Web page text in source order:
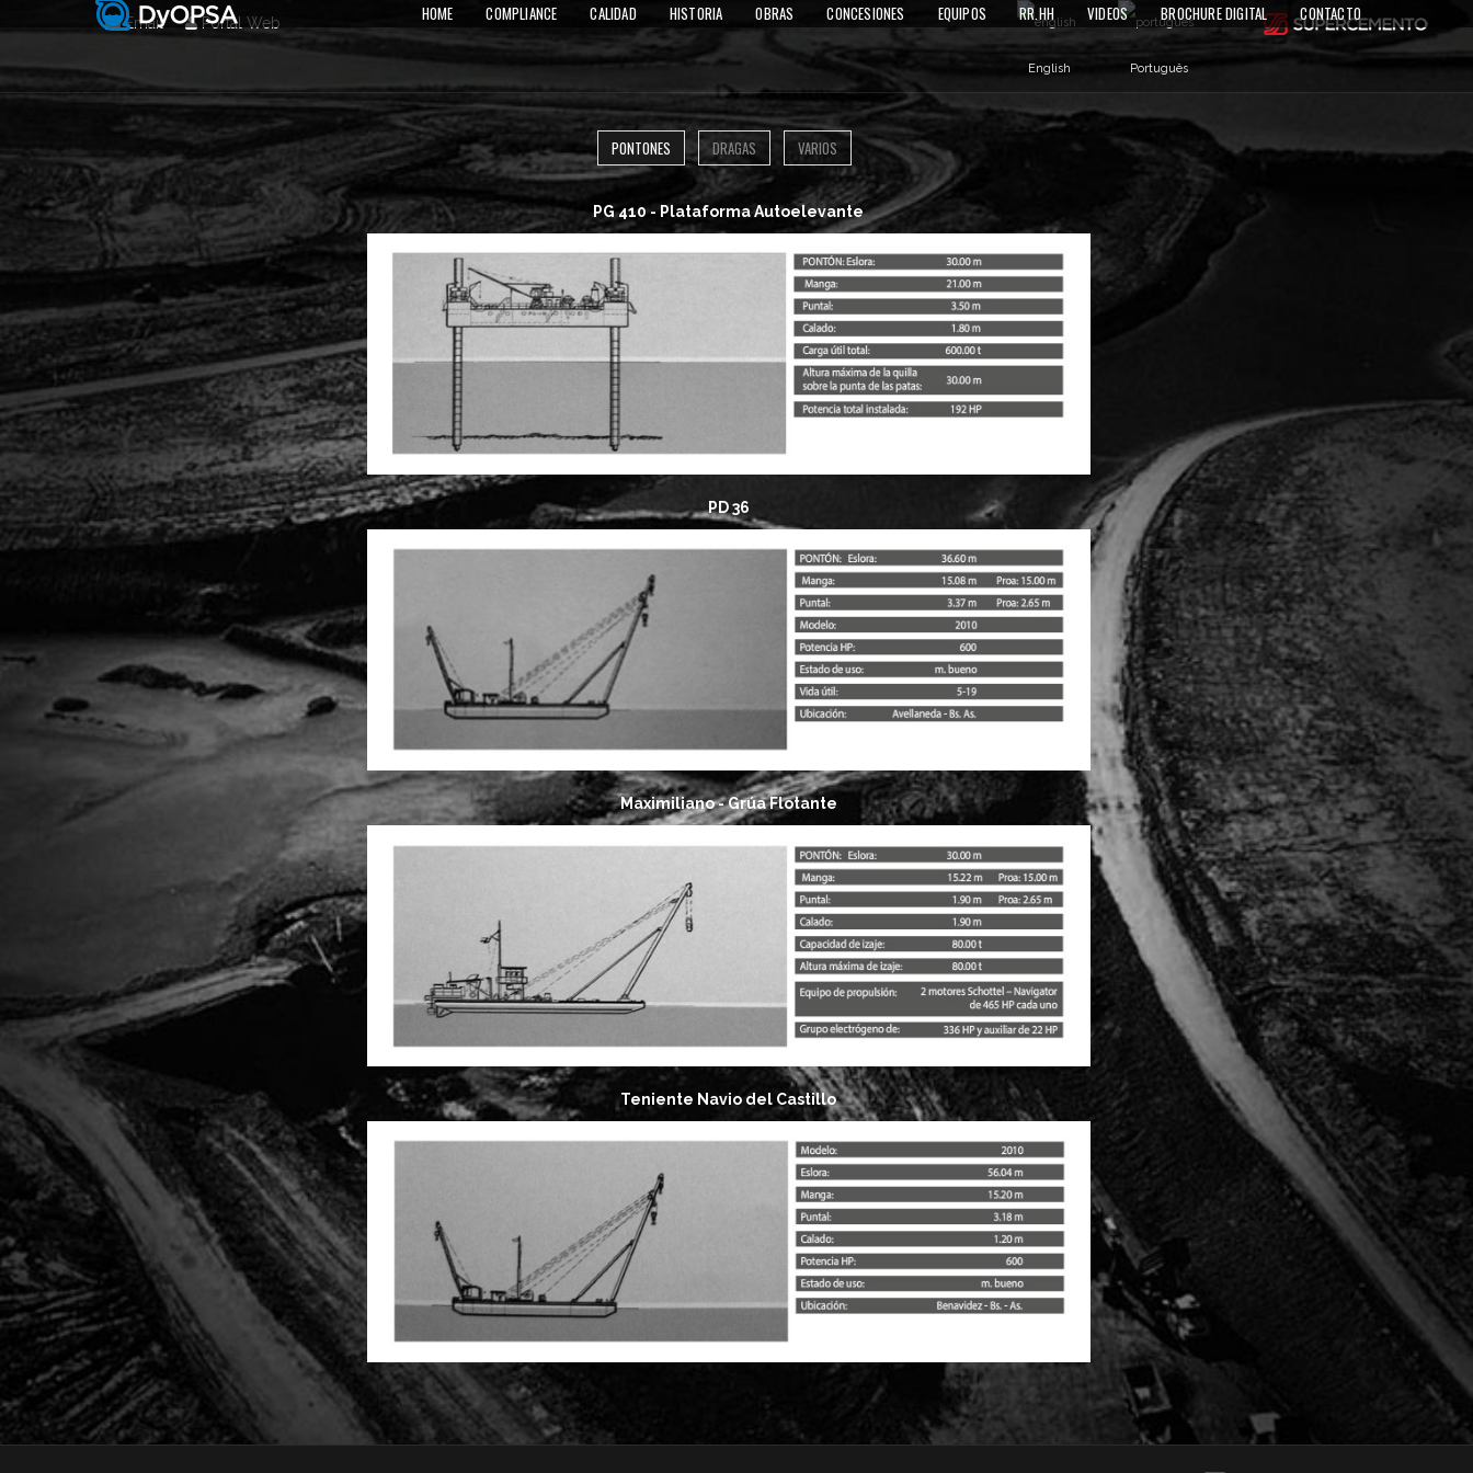
Email Portal Web
English Português
HOME COMPLIANCE CALIDAD HISTORIA OBRAS CONCESIONES EQUIPOS RR.HH VIDEOS BROCHURE DIGITAL CONTACTO
PONTONES DRAGAS VARIOS
PG 410 - Plataforma Autoelevante
PD 36
Maximiliano - Grúa Flotante
Teniente Navio del Castillo